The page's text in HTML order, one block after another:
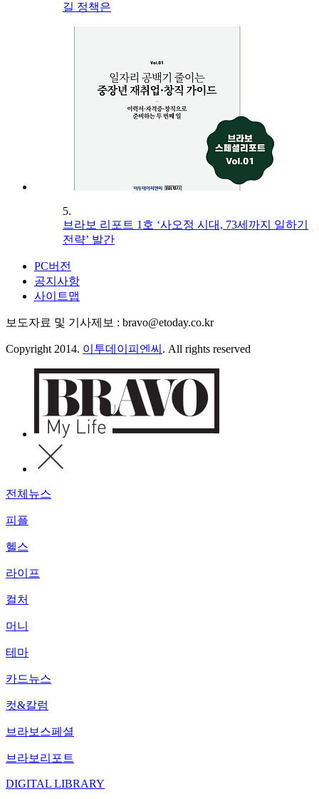
길 정책은
5.
브라보 리포트 1호 ‘사오정 시대, 73세까지 일하기
전략’ 발간
PC버전
공지사항
사이트맵
보도자료 및 기사제보 : bravo@etoday.co.kr
Copyright 2014. 이투데이피엔씨 . All rights reserved
전체뉴스
피플
헬스
라이프
컬처
머니
테마
카드뉴스
컷&칼럼
브라보스페셜
브라보리포트
DIGITAL LIBRARY